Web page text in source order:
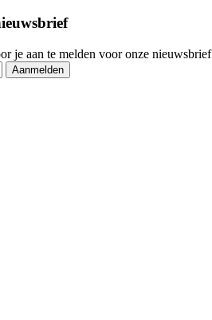
je aan te melden voor onze nieuwsbrief
Aanmelden